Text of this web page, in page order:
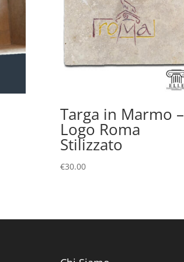
Targa in Marmo –
Logo Roma
Stilizzato
€30.00